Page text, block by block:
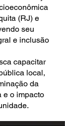
(RJ) e
seu
e inclusão
capacitar
local,
da
e o impacto